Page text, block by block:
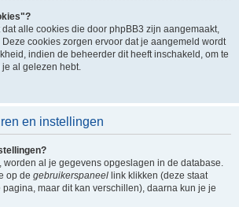
alle cookies die door phpBB3 zijn aangemaakt,
cookies zorgen ervoor dat je aangemeld wordt
indien de beheerder dit heeft inschakeld, om te
al gelezen hebt.
en instellingen
worden al je gegevens opgeslagen in de database.
op de gebruikerspaneel link klikken (deze staat
maar dit kan verschillen), daarna kun je je